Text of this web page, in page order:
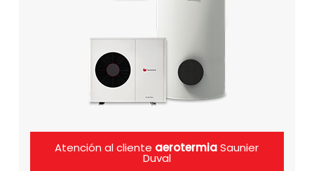
Atención al cliente aerotermiaSaunier
Duval